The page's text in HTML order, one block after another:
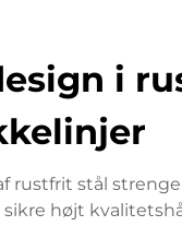
i
rustfrit stål
højt